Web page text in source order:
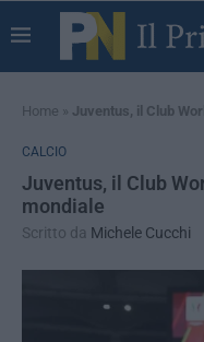
Home » Juventus, il Club
CALCIO
Juventus, il Club
mondiale
Scritto da Michele Cucchi